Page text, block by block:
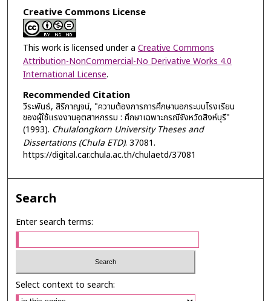
Creative Commons License
This work is licensed under a Creative Commons
Attribution-NonCommercial-No Derivative Works 4.0
International License.
Recommended Citation
วีระพันธ์, สิริกาญจน์, "ความต้องการการศึกษานอกระบบโรงเรียน
ของผู้ใช้แรงงานอุตสาหกรรม : ศึกษาเฉพาะกรณีจังหวัดสิงห์บุรี"
(1993). Chulalongkorn University Theses and
Dissertations (Chula ETD). 37081.
https://digital.car.chula.ac.th/chulaetd/37081
Search
Enter search terms:
Select context to search: